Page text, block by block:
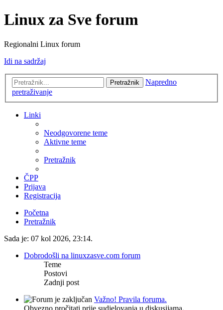
Linux za Sve forum
Regionalni Linux forum
Idi na sadržaj
Pretražnik
Napredno
pretraživanje
Linki
Neodgovorene teme
Aktivne teme
Pretražnik
ČPP
Prijava
Registracija
Početna
Pretražnik
Sada je: 07 kol 2026, 23:14.
Dobrodošli na linuxzasve.com forum
Teme
Postovi
Zadnji post
Važno! Pravila foruma.